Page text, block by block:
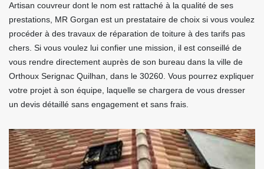
Artisan couvreur dont le nom est rattaché à la qualité de ses
prestations, MR Gorgan est un prestataire de choix si vous voulez
procéder à des travaux de réparation de toiture à des tarifs pas
chers. Si vous voulez lui confier une mission, il est conseillé de
vous rendre directement auprès de son bureau dans la ville de
Orthoux Serignac Quilhan, dans le 30260. Vous pourrez expliquer
votre projet à son équipe, laquelle se chargera de vous dresser
un devis détaillé sans engagement et sans frais.